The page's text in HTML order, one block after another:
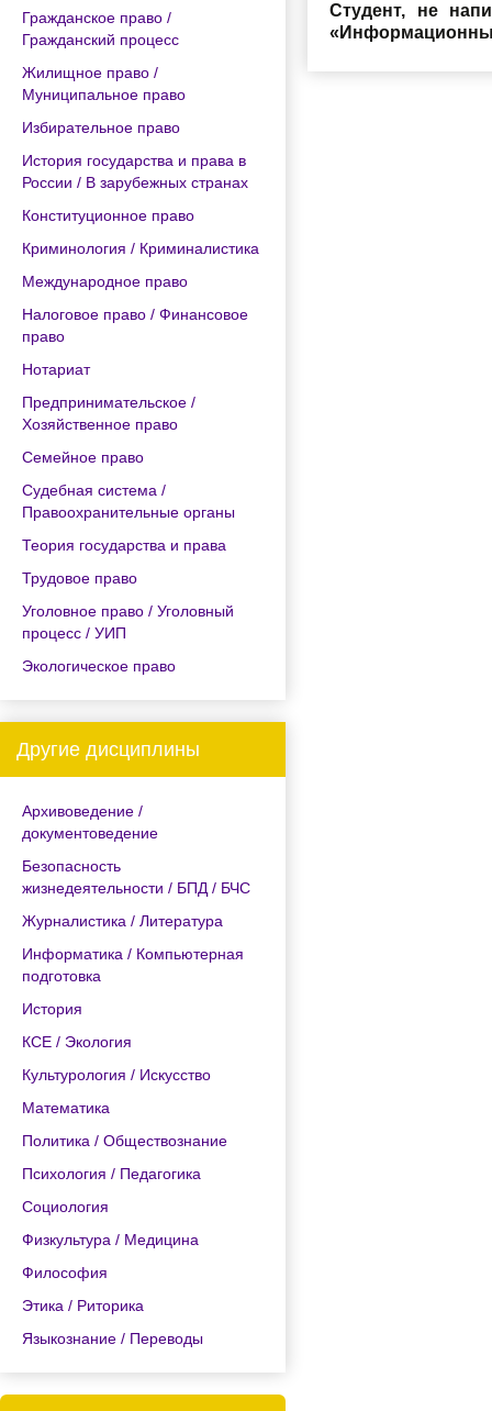
Гражданское право /
Гражданский процесс
Жилищное право /
Муниципальное право
Избирательное право
История государства и права в
России / В зарубежных странах
Конституционное право
Криминология / Криминалистика
Международное право
Налоговое право / Финансовое
право
Нотариат
Предпринимательское /
Хозяйственное право
Семейное право
Судебная система /
Правоохранительные органы
Теория государства и права
Трудовое право
Уголовное право / Уголовный
процесс / УИП
Экологическое право
Другие дисциплины
Архивоведение /
документоведение
Безопасность
жизнедеятельности / БПД / БЧС
Журналистика / Литература
Информатика / Компьютерная
подготовка
История
КСЕ / Экология
Культурология / Искусство
Математика
Политика / Обществознание
Психология / Педагогика
Социология
Физкультура / Медицина
Философия
Этика / Риторика
Языкознание / Переводы
Студент, не